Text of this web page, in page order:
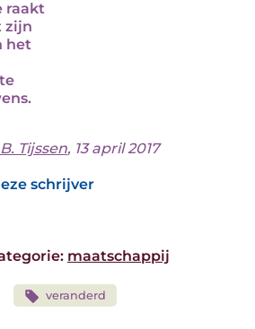
raakt
zijn
het
Tijssen, 13 april 2017
schrijver
maatschappij
veranderd